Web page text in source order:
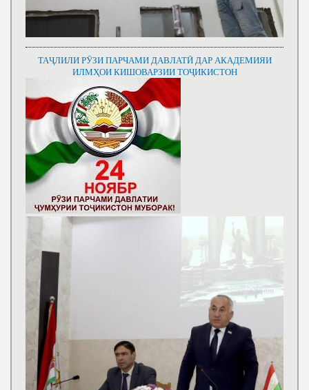
ТАҶЛИЛИ РӮЗИ ПАРЧАМИ ДАВЛАТӢ ДАР АКАДЕМИЯИ
ИЛМҲОИ КИШОВАРЗИИ ТОҶИКИСТОН